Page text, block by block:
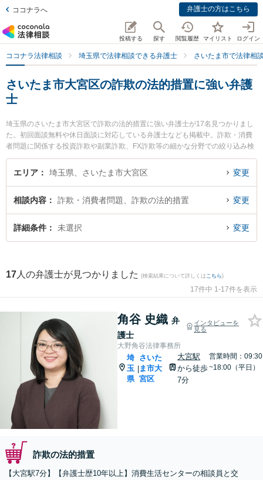
ココナラへ 弁護士の方はこちら
投稿する 探す 閲覧履歴 マイリスト ログイン
ココナラ法律相談 埼玉県で法律相談できる弁護士 さいたま市で法律相
さいたま市大宮区の詐欺の法的措置に強い弁護
士
埼玉県のさいたま市大宮区で詐欺の法的措置に強い弁護士が17名見つかりまし
た。初回面談無料や休日面談に対応している弁護士なども掲載中。詐欺・消費
者問題に関係する投資詐欺や副業詐欺、FX詐欺等の細かな分野での絞り込み検
索もでき便利です。特に大野角谷法律事務所の角谷 史織弁護士やサンライツ法
律事務所の小川 美由紀弁護士、サンライツ法律事務所の田辺 晶夫弁護士のプロ
したい』『詐欺の法的措置のトラブル解決の実績豊富な近くの弁護士を検索し
たい』『初回相談無料で詐欺の法的措置を法律相談できるさいたま市大宮区内
の弁護士に相談予約したい』などでお困りの相談者さんにおすすめです。
エリア 埼玉県、さいたま市大宮区 変更
相談内容 詐欺・消費者問題、詐欺の法的措置 変更
詳細条件 未選択 変更
17 人の弁護士が見つかりました (検索結果について詳しくは こちら)
17件中 1-17件を表示
角谷 史織 弁
護士
インタビューを
見る
大野角谷法律事務所
埼
玉
県
|
さいた
ま市大
宮区
大宮駅
から徒歩
7分
営業時間：09:30
~18:00（平日）
詐欺の法的措置
【大宮駅7分】【弁護士歴10年以上】消費生活センターの相談員と交